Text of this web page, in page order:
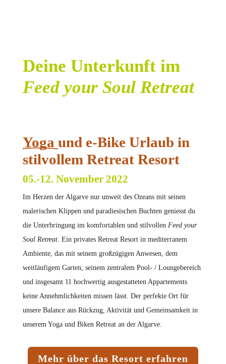
Deine Unterkunft im
Feed your Soul Retreat
Yoga und e-Bike Urlaub in
stilvollem Retreat Resort
05.-12. November 2022
Im Herzen der Algarve nur unweit des Ozeans mit seinen
malerischen Klippen und paradiesischen Buchten geniesst du
die Unterbringung im komfortablen und stilvollen Feed your
Soul Retreat. Ein privates Retreat Resort in mediterranem
Ambiente, das mit seinem großzügigen Anwesen, dem
weitläufigem Garten, seinem zentralem Pool- / Loungebereich
und insgesamt 11 hochwertig ausgestatteten Appartements
keine Annehmlichkeiten missen lässt. Der perfekte Ort für
unsere Balance aus Rückzug, Aktivität und Gemeinsamkeit in
unserem Yoga und Biken Retreat an der Algarve.
Mehr über das Resort erfahren